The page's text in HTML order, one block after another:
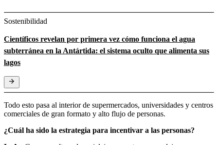
Sostenibilidad
Científicos revelan por primera vez cómo funciona el agua
subterránea en la Antártida: el sistema oculto que alimenta sus
lagos
Todo esto pasa al interior de supermercados, universidades y centros
comerciales de gran formato y alto flujo de personas.
¿Cuál ha sido la estrategia para incentivar a las personas?